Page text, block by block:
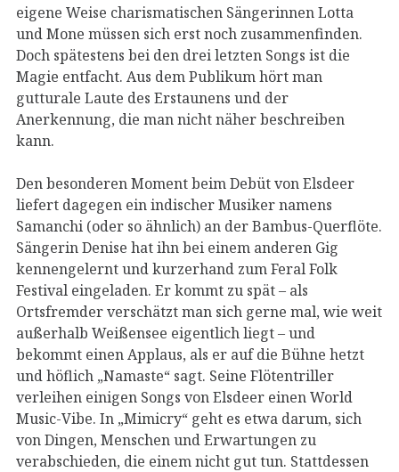
eigene Weise charismatischen Sängerinnen Lotta
und Mone müssen sich erst noch zusammenfinden.
Doch spätestens bei den drei letzten Songs ist die
Magie entfacht. Aus dem Publikum hört man
gutturale Laute des Erstaunens und der
Anerkennung, die man nicht näher beschreiben
kann.
Den besonderen Moment beim Debüt von Elsdeer
liefert dagegen ein indischer Musiker namens
Samanchi (oder so ähnlich) an der Bambus-Querflöte.
Sängerin Denise hat ihn bei einem anderen Gig
kennengelernt und kurzerhand zum Feral Folk
Festival eingeladen. Er kommt zu spät – als
Ortsfremder verschätzt man sich gerne mal, wie weit
außerhalb Weißensee eigentlich liegt – und
bekommt einen Applaus, als er auf die Bühne hetzt
und höflich „Namaste“ sagt. Seine Flötentriller
verleihen einigen Songs von Elsdeer einen World
Music-Vibe. In „Mimicry“ geht es etwa darum, sich
von Dingen, Menschen und Erwartungen zu
verabschieden, die einem nicht gut tun. Stattdessen